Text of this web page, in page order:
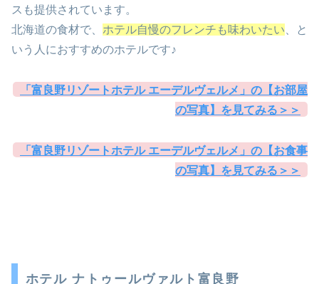
スも提供されています。
北海道の食材で、 ホテル自慢のフレンチも味わいたい 、と
いう人におすすめのホテルです♪
「富良野リゾートホテル エーデルヴェルメ」の【お部屋
の写真】を見てみる＞＞
「富良野リゾートホテル エーデルヴェルメ」の【お食事
の写真】を見てみる＞＞
ホテル ナトゥールヴァルト富良野